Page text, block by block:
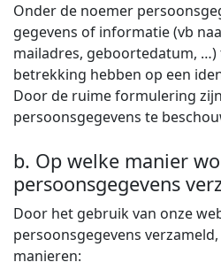
Onder de noemer
gegevens of informatie (vb
mailadres, geboortedatum,
betrekking hebben op een
Door de ruime formulering
persoonsgegevens te
b. Op welke manier
persoonsgegevens
Door het gebruik van onze
persoonsgegevens
manieren: